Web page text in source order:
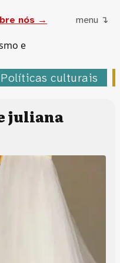
e
nós → menu ↴
Políticas culturais
juliana